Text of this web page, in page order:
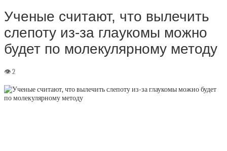
Ученые считают, что вылечить
слепоту из-за глаукомы можно
будет по молекулярному методу